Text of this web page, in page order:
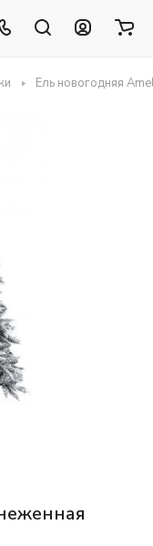
Ель новогодняя